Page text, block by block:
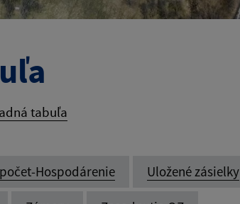
tabuľa
Hospodárenie Uložené zásielky